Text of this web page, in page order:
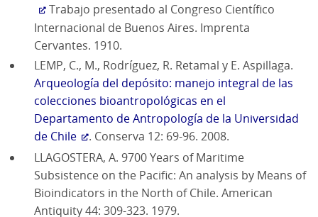
Trabajo presentado al Congreso Científico
Internacional de Buenos Aires. Imprenta
Cervantes. 1910.
LEMP, C., M., Rodríguez, R. Retamal y E. Aspillaga.
Arqueología del depósito: manejo integral de las
colecciones bioantropológicas en el
Departamento de Antropología de la Universidad
de Chile
. Conserva 12: 69-96. 2008.
LLAGOSTERA, A. 9700 Years of Maritime
Subsistence on the Pacific: An analysis by Means of
Bioindicators in the North of Chile. American
Antiquity 44: 309-323. 1979.